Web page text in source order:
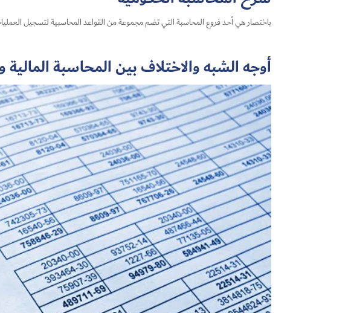
باختصار هي أحد فروع المحاسبة التي تضم مجموعة من القواعد المحاسبية لتسجيل
أوجه الشبه والاختلاف بين المحاسبة